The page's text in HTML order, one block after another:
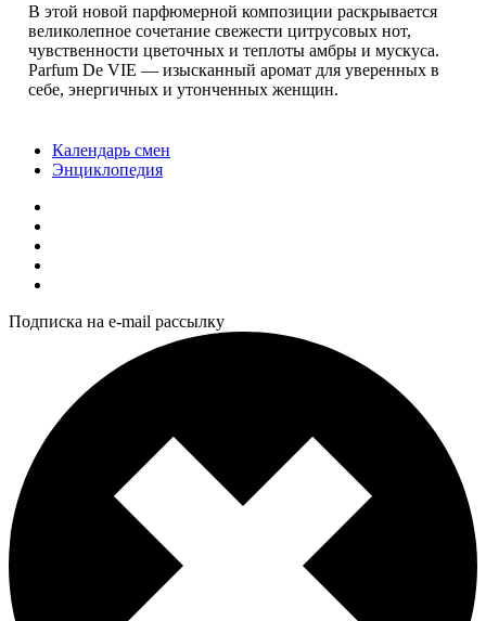
В этой новой парфюмерной композиции раскрывается
великолепное сочетание свежести цитрусовых нот,
чувственности цветочных и теплоты амбры и мускуса.
Parfum De VIE — изысканный аромат для уверенных в
себе, энергичных и утонченных женщин.
Календарь смен
Энциклопедия
Подписка на e-mail рассылку